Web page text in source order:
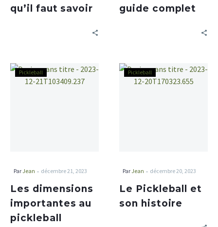
qu’il faut savoir
guide complet
Pickleball
ParJean - décembre 21, 2023
Les dimensions
importantes au
pickleball
Pickleball
ParJean - décembre 20, 2023
Le Pickleball et
son histoire